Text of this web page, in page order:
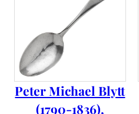
Peter Michael Blytt
(1790-1836),